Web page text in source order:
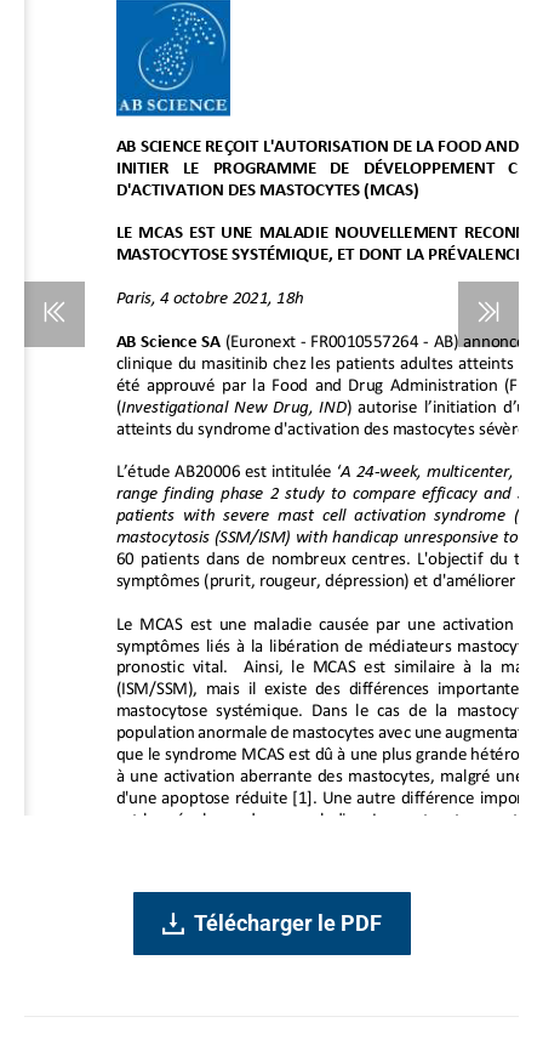
Télécharger le PDF